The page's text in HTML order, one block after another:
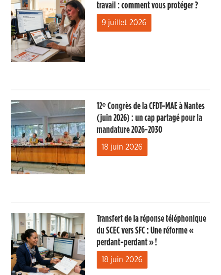
travail : comment vous protéger ?
9 juillet 2026
12ᵉ Congrès de la CFDT-MAE à Nantes
(juin 2026) : un cap partagé pour la
mandature 2026-2030
18 juin 2026
Transfert de la réponse téléphonique
du SCEC vers SFC : Une réforme «
perdant-perdant » !
18 juin 2026